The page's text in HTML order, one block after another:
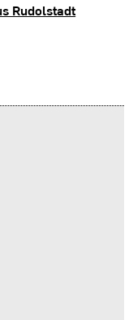
Rudolstadt